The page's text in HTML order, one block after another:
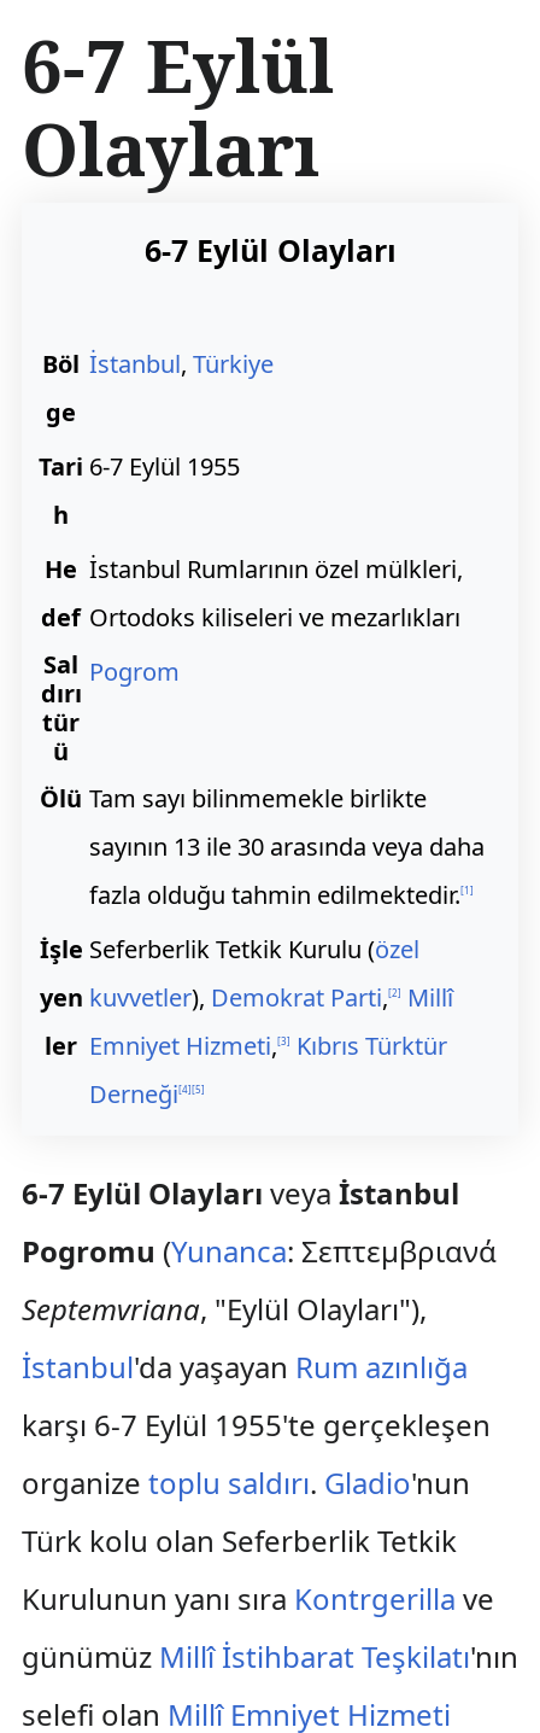
e
r
ğ
e
6-7 Eylül
Olayları
6-7 Eylül Olayları
Böl
ge
İstanbul, Türkiye
Tari
h
6-7 Eylül 1955
He
def
İstanbul Rumlarının özel mülkleri,
Ortodoks kiliseleri ve mezarlıkları
Sal
dırı
tür
ü
Pogrom
Ölü Tam sayı bilinmemekle birlikte
sayının 13 ile 30 arasında veya daha
fazla olduğu tahmin edilmektedir.[1]
İşle
yen
ler
Seferberlik Tetkik Kurulu (özel
kuvvetler), Demokrat Parti,[2]
Millî
Emniyet Hizmeti,[3]
Kıbrıs Türktür
Derneği[4][5]
6-7 Eylül Olayları veya İstanbul
Pogromu (Yunanca: Σεπτεμβριανά
Septemvriana, "Eylül Olayları"),
İstanbul'da yaşayan Rum azınlığa
karşı 6-7 Eylül 1955'te gerçekleşen
organize toplu saldırı. Gladio'nun
Türk kolu olan Seferberlik Tetkik
Kurulunun yanı sıra Kontrgerilla ve
günümüz Millî İstihbarat Teşkilatı'nın
selefi olan Millî Emniyet Hizmeti